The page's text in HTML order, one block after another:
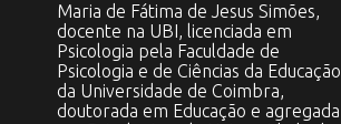
Maria de Fátima de Jesus Simões,
docente na UBI, licenciada em
Psicologia pela Faculdade de
Psicologia e de Ciências da Educação
da Universidade de Coimbra,
doutorada em Educação e agregada